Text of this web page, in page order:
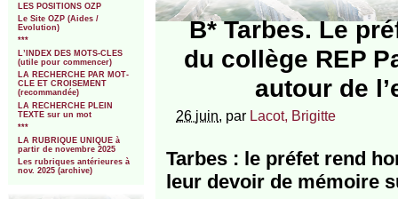
LES POSITIONS OZP
Le Site OZP (Aides /
Evolution)
***
L’INDEX DES MOTS-CLES
(utile pour commencer)
LA RECHERCHE PAR MOT-
CLE ET CROISEMENT
(recommandée)
LA RECHERCHE PLEIN
TEXTE sur un mot
***
LA RUBRIQUE UNIQUE à
partir de novembre 2025
Les rubriques antérieures à
nov. 2025 (archive)
B* Tarbes. Le
du collège REP
autour de
26 juin, par Lacot, Brigitte
Tarbes : le préfet rend
leur devoir de mémoire